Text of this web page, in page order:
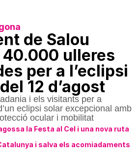
de Salou
ulleres
per a l’eclipsi
12 d’agost
i els visitants per a
eclipsi solar excepcional amb
ocular i mobilitat
la Festa al Cel i una nova ruta
i salva els acomiadaments